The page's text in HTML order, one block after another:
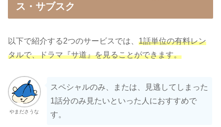
ス・サブスク
以下で紹介する2つのサービスでは、 1話単位の有料レン
タルで、ドラマ『サ道』を見ることができます。
やまださうな
スペシャルのみ、または、見逃してしまった
1話分のみ見たいといった人におすすめで
す。